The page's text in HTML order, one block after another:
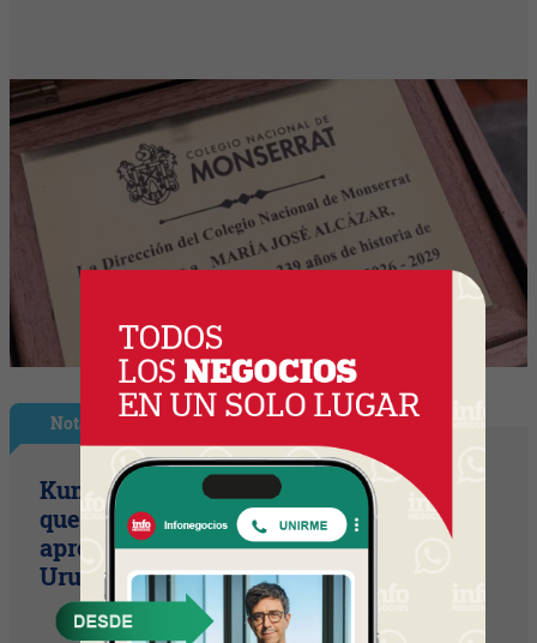
Nota Principal
Kumon, el método educativo japonés
que busca potenciar habilidades de
aprendizaje y llegar a 10 franquicias en
Uruguay en dos años